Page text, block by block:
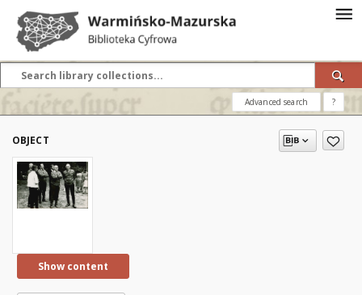
Advanced search ?
OBJECT
Show content